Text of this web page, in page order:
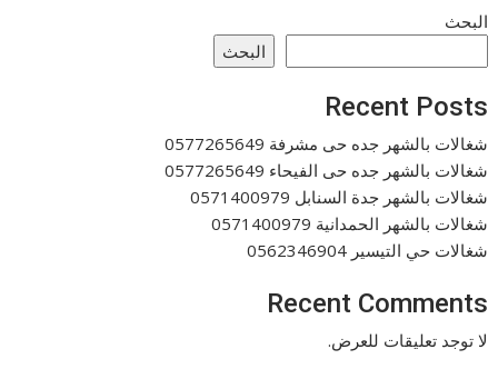
البحث
البحث
Recent Posts
شغالات بالشهر جده حى مشرفة 0577265649
شغالات بالشهر جده حى الفيحاء 0577265649
شغالات بالشهر جدة السنابل 0571400979
شغالات بالشهر الحمدانية 0571400979
شغالات حي التيسير 0562346904
Recent Comments
لا توجد تعليقات للعرض.